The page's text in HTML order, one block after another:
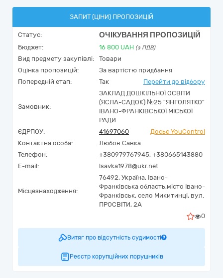
ЗАПИТ (ЦІНИ) ПРОПОЗИЦІЙ
Статус: ОЧІКУВАННЯ ПРОПОЗИЦІЙ
Бюджет: 16 800 UAH (з ПДВ)
Вид предмету закупівлі:
Товари
Оцінка пропозицій:
За вартістю придбання
Попередній етап:
Так Перейти до відбору
Замовник:
ЗАКЛАД ДОШКІЛЬНОЇ ОСВІТИ
(ЯСЛА-САДОК) №25 "ЯНГОЛЯТКО"
ІВАНО-ФРАНКІВСЬКОЇ МІСЬКОЇ
РАДИ
ЄДРПОУ:
41697060
Досьє YouControl
Контактна особа:
Любов Савка
Телефон:
+380979767945, +380665143880
E-mail:
lsavka1978@ukr.net
Місцезнаходження:
76492, Україна, Івано-
Франківська область,місто Івано-
Франківськ, село Микитинці, вул.
ПРОСВІТИ, 2А
0
Витяг про відсутність судимості
Реєстр корупційних порушників